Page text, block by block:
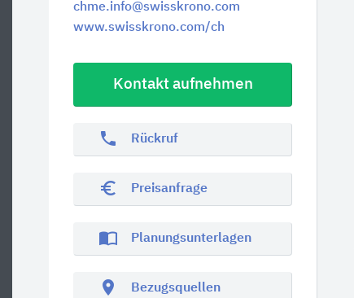
chme.info@swisskrono.com
www.swisskrono.com/ch
Kontakt aufnehmen
phone Rückruf
euro_symbol Preisanfrage
import_contacts Planungsunterlagen
location_on Bezugsquellen